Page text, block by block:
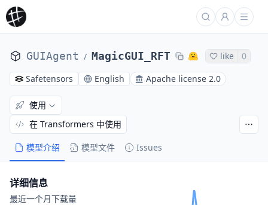
GUIAgent / MagicGUI_RFT like
0
Safetensors
English Apache license 2.0
模型介绍 模型文件 Issues
使用
在 Transformers 中使用
详细信息
最近一个月下载量